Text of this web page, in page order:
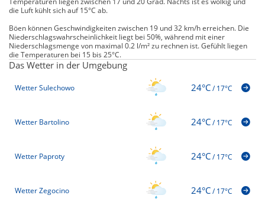
die Luft kühlt sich auf 15°C ab.
Böen können Geschwindigkeiten zwischen 19 und 32 km/h erreichen. Die
Niederschlagswahrscheinlichkeit liegt bei 50%, während mit einer
Niederschlagsmenge von maximal 0.2 l/m² zu rechnen ist. Gefühlt liegen
die Temperaturen bei 15 bis 25°C.
Das Wetter in der Umgebung
Wetter Sulechowo 24°C/17°C
Wetter Bartolino 24°C/17°C
Wetter Paproty 24°C/17°C
Wetter Zegocino 24°C/17°C